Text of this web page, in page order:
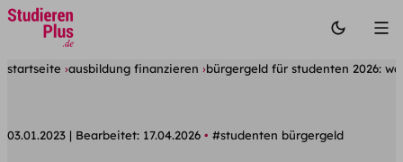
startseite ausbildung finanzieren bürgergeld für studenten 2026:
03.01.2023 Bearbeitet: 17.04.2026 #studenten bürgergeld